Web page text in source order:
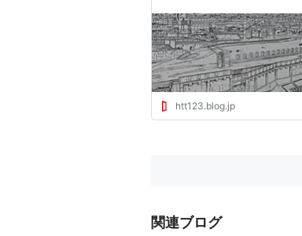
htt123.blog.jp
関連ブログ